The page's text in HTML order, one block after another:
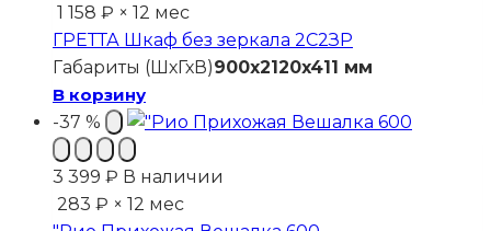
1 158 ₽ × 12 мес
ГРЕТТА Шкаф без зеркала 2С2ЗР
Габариты (ШхГхВ)900x2120x411 мм
В корзину
-37 %
3 399 ₽ В наличии
283 ₽ × 12 мес